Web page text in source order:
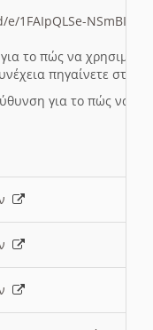
1FAIpQLSe-NSmBI-
το πώς να
πηγαίνετε στο
για το πώς να